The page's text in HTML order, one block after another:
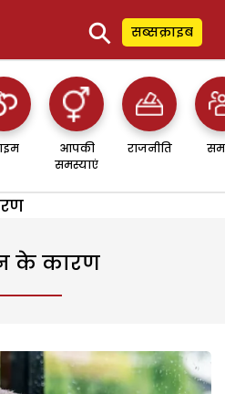
⚲ सब्सक्राइब
आपकी
समस्याएं
राजनीति
के कारण